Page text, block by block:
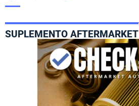
SUPLEMENTO AFTERMARKET